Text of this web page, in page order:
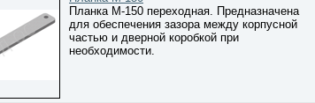
Планка М-150 переходная. Предназначена
для обеспечения зазора между корпусной
частью и дверной коробкой при
необходимости.